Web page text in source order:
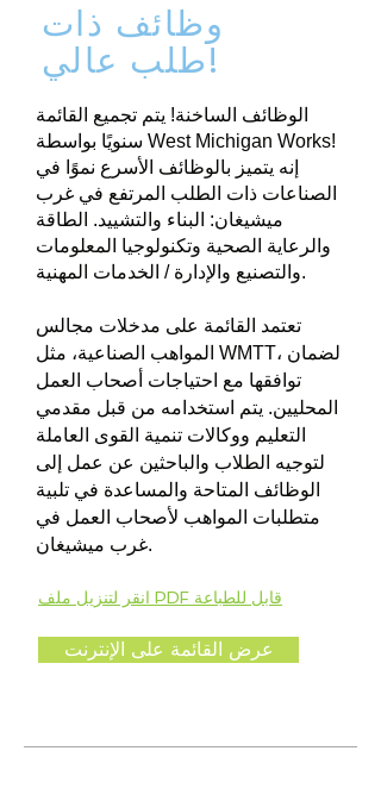
وظائف ذات
طلب عالي!
الوظائف الساخنة! يتم تجميع القائمة
سنويًا بواسطة West Michigan Works!
إنه يتميز بالوظائف الأسرع نموًا في
الصناعات ذات الطلب المرتفع في غرب
ميشيغان: البناء والتشييد. الطاقة
والرعاية الصحية وتكنولوجيا المعلومات
والتصنيع والإدارة / الخدمات المهنية.
تعتمد القائمة على مدخلات مجالس
المواهب الصناعية، مثل WMTT، لضمان
توافقها مع احتياجات أصحاب العمل
المحليين. يتم استخدامه من قبل مقدمي
التعليم ووكالات تنمية القوى العاملة
لتوجيه الطلاب والباحثين عن عمل إلى
الوظائف المتاحة والمساعدة في تلبية
متطلبات المواهب لأصحاب العمل في
غرب ميشيغان.
انقر لتنزيل ملف PDF قابل للطباعة
عرض القائمة على الإنترنت